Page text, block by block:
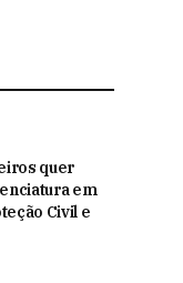
quer
em
Civil e